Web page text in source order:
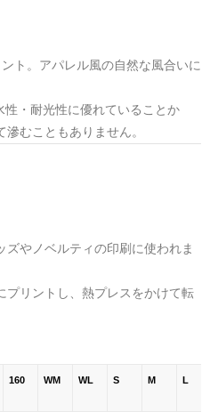
ト。アパレル風の自然な風合いに
・耐光性に優れていることか
むこともありません。
やノベルティの印刷に使われま
プリントし、熱プレスをかけて転
160 WM WL S M L